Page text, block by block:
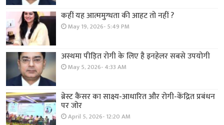
कहीं यह आत्ममुग्धता की आहट तो नहीं ?
May 19, 2026- 5:49 PM
अस्थमा पीड़ित रोगी के लिए है इनहेलर सबसे उपयोगी
May 5, 2026- 4:33 AM
ब्रेस्ट कैंसर का साक्ष्य-आधारित और रोगी-केंद्रित प्रबंधन
पर जोर
April 5, 2026- 12:20 AM